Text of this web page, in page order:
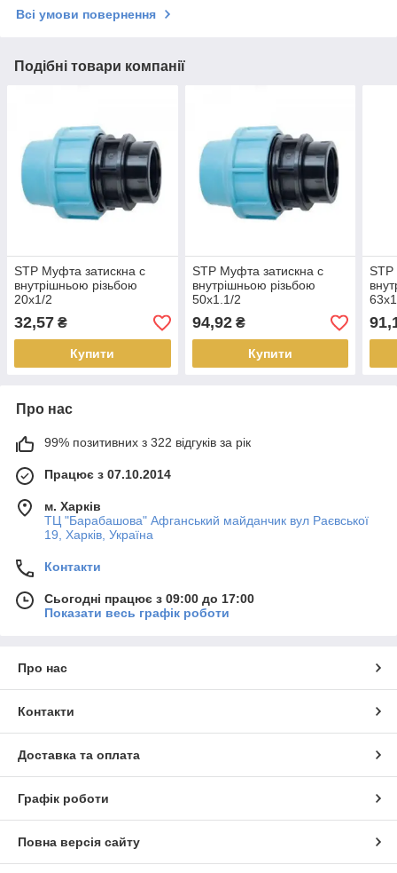
Всі умови повернення
Подібні товари компанії
STP Муфта затискна c
внутрішньою різьбою
20х1/2
32,57 ₴
Купити
STP Муфта затискна c
внутрішньою різьбою
50х1.1/2
94,92₴
Купити
STP
Про нас
99% позитивних з 322 відгуків за рік
Працює з 07.10.2014
м. Харків
ТЦ "Барабашова" Афганський майданчик вул Раєвської
19, Харків, Україна
Контакти
Сьогодні працює з 09:00 до 17:00
Показати весь графік роботи
Про нас
Контакти
Доставка та оплата
Графік роботи
Повна версія сайту